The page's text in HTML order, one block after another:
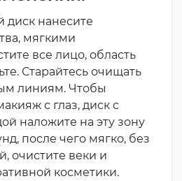
диск нанесите
мягкими
все лицо, область
Старайтесь очищать
линиям. Чтобы
с глаз, диск с
наложите на эту зону
после чего мягко, без
очистите веки и
косметики.